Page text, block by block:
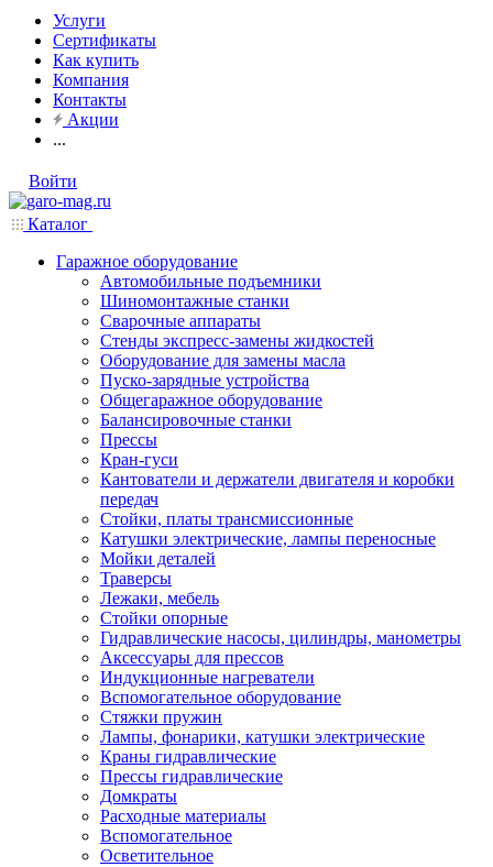
Услуги
Сертификаты
Как купить
Компания
Контакты
Акции
...
Войти
Каталог
Гаражное оборудование
Автомобильные подъемники
Шиномонтажные станки
Сварочные аппараты
Стенды экспресс-замены жидкостей
Оборудование для замены масла
Пуско-зарядные устройства
Общегаражное оборудование
Балансировочные станки
Прессы
Кран-гуси
Кантователи и держатели двигателя и коробки
передач
Стойки, платы трансмиссионные
Катушки электрические, лампы переносные
Мойки деталей
Траверсы
Лежаки, мебель
Стойки опорные
Гидравлические насосы, цилиндры, манометры
Аксессуары для прессов
Индукционные нагреватели
Вспомогательное оборудование
Стяжки пружин
Лампы, фонарики, катушки электрические
Краны гидравлические
Прессы гидравлические
Домкраты
Расходные материалы
Вспомогательное
Осветительное